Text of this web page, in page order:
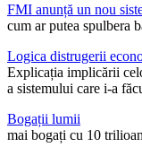
FMI anunță un nou
cum ar putea spulbera
Logica distrugerii
Explicația implicării
a sistemului care i-a
Bogații lumii
mai bogați cu 10